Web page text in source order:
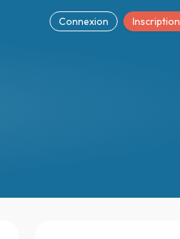
Connexion Inscription